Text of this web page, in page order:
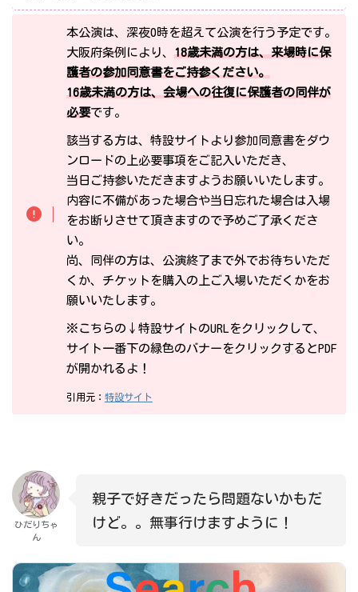
本公演は、深夜0時を超えて公演を行う予定です。
大阪府条例により、 18歳未満の方は、来場時に保
護者の参加同意書をご持参ください。
16歳未満の方は、会場への往復に保護者の同伴が
必要です。
該当する方は、特設サイトより参加同意書をダウ
ンロードの上必要事項をご記入いただき、
当日ご持参いただきますようお願いいたします。
内容に不備があった場合や当日忘れた場合は入場
をお断りさせて頂きますので予めご了承くださ
い。
尚、同伴の方は、公演終了まで外でお待ちいただ
くか、チケットを購入の上ご入場いただくかをお
願いいたします。
※こちらの↓特設サイトのURLをクリックして、
サイト一番下の緑色のバナーをクリックするとPDF
が開かれるよ！
引用元： 特設サイト
ひだりちゃ
ん
親子で好きだったら問題ないかもだ
けど。。無事行けますように！